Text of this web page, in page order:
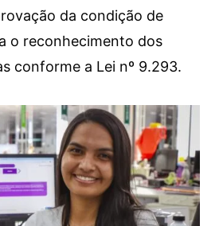
da condição de
o reconhecimento dos
conforme a Lei nº 9.293.